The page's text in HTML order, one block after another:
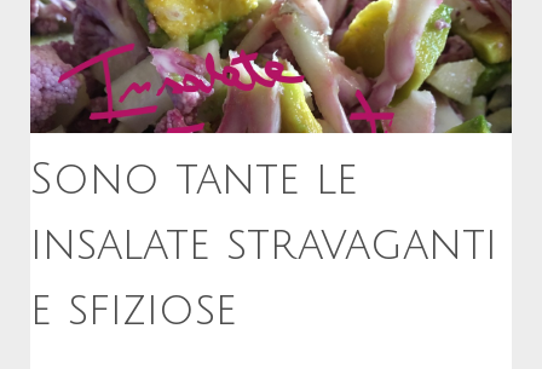
Sono tante le
insalate stravaganti
e sfiziose